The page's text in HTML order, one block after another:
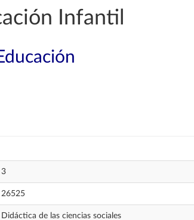
Infantil
3
26525
Didáctica de las ciencias sociales